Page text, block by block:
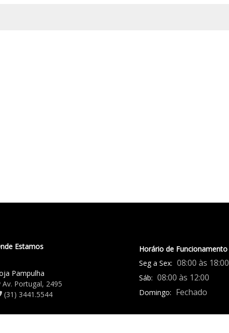
Estamos
Pampulha
Av. Portugal, 2495
(31) 3441.5544
Horário de Funcionamento
Seg a Sex: 08:00 às 18:00
Sáb: 08:00 às 12:00
Domingo: Fechado